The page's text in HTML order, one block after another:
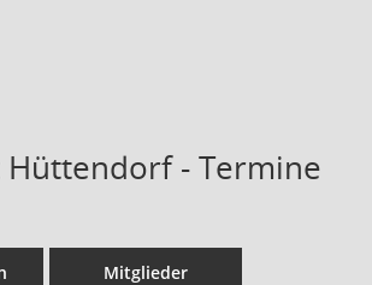
- Termine
Mitglieder